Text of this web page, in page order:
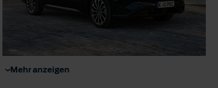
Mehr anzeigen